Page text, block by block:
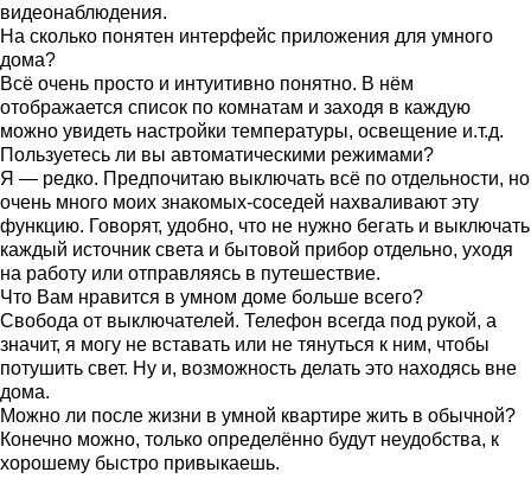
видеонаблюдения.
На сколько понятен интерфейс приложения для умного
дома?
Всё очень просто и интуитивно понятно. В нём
отображается список по комнатам и заходя в каждую
можно увидеть настройки температуры, освещение и.т.д.
Пользуетесь ли вы автоматическими режимами?
Я — редко. Предпочитаю выключать всё по отдельности, но
очень много моих знакомых-соседей нахваливают эту
функцию. Говорят, удобно, что не нужно бегать и выключать
каждый источник света и бытовой прибор отдельно, уходя
на работу или отправляясь в путешествие.
Что Вам нравится в умном доме больше всего?
Свобода от выключателей. Телефон всегда под рукой, а
значит, я могу не вставать или не тянуться к ним, чтобы
потушить свет. Ну и, возможность делать это находясь вне
дома.
Можно ли после жизни в умной квартире жить в обычной?
Конечно можно, только определённо будут неудобства, к
хорошему быстро привыкаешь.